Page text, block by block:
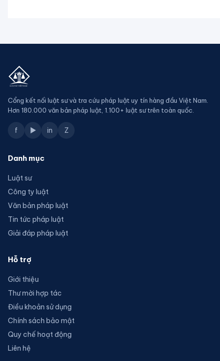
Cổng kết nối luật sư và tra cứu pháp luật uy tín hàng đầu Việt Nam.
Hơn 180.000 văn bản pháp luật, 1.100+ luật sư trên toàn quốc.
f ▶ in Z
Danh mục
Luật sư
Công ty luật
Văn bản pháp luật
Tin tức pháp luật
Giải đáp pháp luật
Hỗ trợ
Giới thiệu
Thư mời hợp tác
Điều khoản sử dụng
Chính sách bảo mật
Quy chế hoạt động
Liên hệ